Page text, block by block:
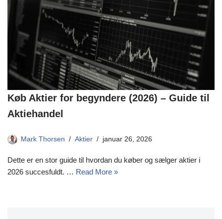
Køb Aktier for begyndere (2026) – Guide til
Aktiehandel
Mark Thorsen Aktier januar 26, 2026
Dette er en stor guide til hvordan du køber og sælger aktier i
2026 succesfuldt. … Read More »